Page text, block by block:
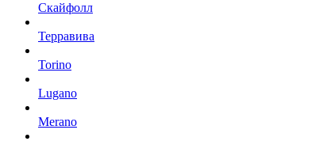
Скайфолл
Терравива
Torino
Lugano
Merano